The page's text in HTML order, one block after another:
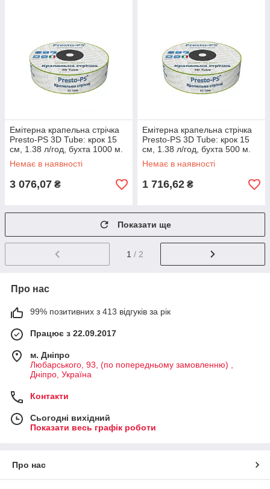
Емітерна крапельна стрічка
Presto-PS 3D Tube: крок 15
см, 1.38 л/год, бухта 1000 м.
Захист від засмічень
Немає в наявності
3 076,07 ₴
Емітерна крапельна стрічка
Presto-PS 3D Tube: крок 15
см, 1.38 л/год, бухта 500 м.
Захист від засмічень
Немає в наявності
1 716,62 ₴
Показати ще
1 / 2
Про нас
99% позитивних з 413 відгуків за рік
Працює з 22.09.2017
м. Дніпро
Любарського, 93, (по попередньому замовленню) ,
Дніпро, Україна
Контакти
Сьогодні вихідний
Показати весь графік роботи
Про нас